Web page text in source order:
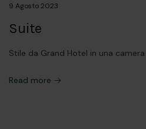
9 Agosto 2023
Suite
Stile da Grand Hotel in una
Read more